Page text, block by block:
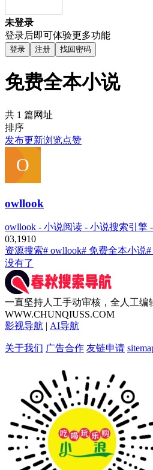
未登录
登录后即可体验更多功能
登录 注册 找回密码
免费全本小说
共 1 篇网址
排序
发布更新浏览点赞
owllook
owllook - 小说阅读 - 小说搜索引擎
03,1910
资源搜索# owllook# 免费全本小说
没有了
一直坚持人工手动审核，全人工编
WWW.CHUNQIUSS.COM
影视导航 | AI导航
关于我们 广告合作 友链申请